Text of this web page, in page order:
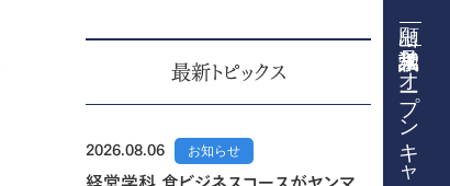
最新トピックス
2026.08.06 お知らせ